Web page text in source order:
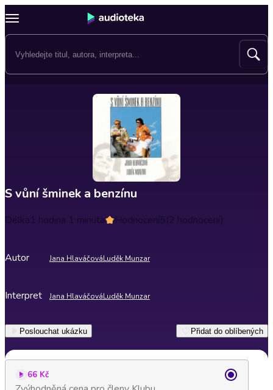
S vůní šminek a benzínu
Délka1 hodina 1 minuta Hodnocení5(2 hodnocení)
Autor Jana HlaváčováLuděk Munzar
Interpret Jana HlaváčováLuděk Munzar
Poslouchat ukázku Přidat do oblíbených
66 Kč